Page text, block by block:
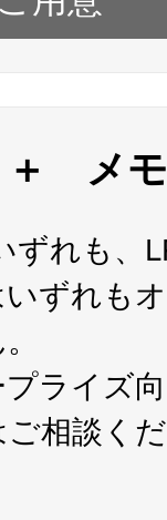
メ
れも、
ずれも
プライズ
相談く